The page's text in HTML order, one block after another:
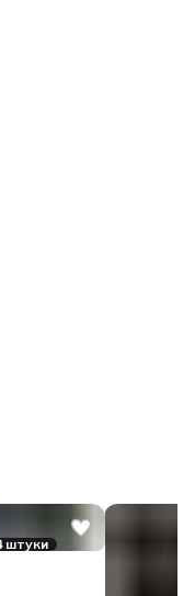
штуки